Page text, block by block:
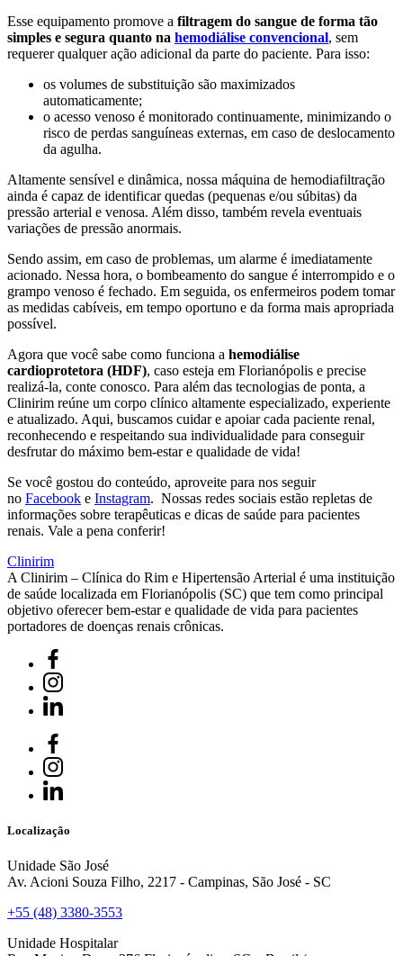
Esse equipamento promove a filtragem do sangue de forma tão
simples e segura quanto na hemodiálise convencional, sem
requerer qualquer ação adicional da parte do paciente. Para isso:
os volumes de substituição são maximizados
automaticamente;
o acesso venoso é monitorado continuamente, minimizando o
risco de perdas sanguíneas externas, em caso de deslocamento
da agulha.
Altamente sensível e dinâmica, nossa máquina de hemodiafiltração
ainda é capaz de identificar quedas (pequenas e/ou súbitas) da
pressão arterial e venosa. Além disso, também revela eventuais
variações de pressão anormais.
Sendo assim, em caso de problemas, um alarme é imediatamente
acionado. Nessa hora, o bombeamento do sangue é interrompido e o
grampo venoso é fechado. Em seguida, os enfermeiros podem tomar
as medidas cabíveis, em tempo oportuno e da forma mais apropriada
possível.
Agora que você sabe como funciona a hemodiálise
cardioprotetora (HDF), caso esteja em Florianópolis e precise
realizá-la, conte conosco. Para além das tecnologias de ponta, a
Clinirim reúne um corpo clínico altamente especializado, experiente
e atualizado. Aqui, buscamos cuidar e apoiar cada paciente renal,
reconhecendo e respeitando sua individualidade para conseguir
desfrutar do máximo bem-estar e qualidade de vida!
Se você gostou do conteúdo, aproveite para nos seguir
no Facebook e Instagram. Nossas redes sociais estão repletas de
informações sobre terapêuticas e dicas de saúde para pacientes
renais. Vale a pena conferir!
Clinirim
A Clinirim – Clínica do Rim e Hipertensão Arterial é uma instituição
de saúde localizada em Florianópolis (SC) que tem como principal
objetivo oferecer bem-estar e qualidade de vida para pacientes
portadores de doenças renais crônicas.
Localização
Unidade São José
Av. Acioni Souza Filho, 2217 - Campinas, São José - SC
+55 (48) 3380-3553
Unidade Hospitalar